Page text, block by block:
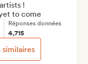
!
to come
Réponses données
4,715